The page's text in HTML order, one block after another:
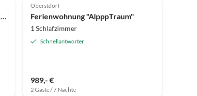
Ferienwohnung Oberstdorfer Bergwelt 244
Oberstdorf
Ferienwohnung "AlpppTraum"
1 Schlafzimmer
Schnellantworter
989,- €
2 Gäste / 7 Nächte